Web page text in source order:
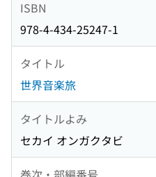
ISBN
978-4-434-25247-1
タイトル
世界音楽旅
タイトルよみ
セカイ オンガクタビ